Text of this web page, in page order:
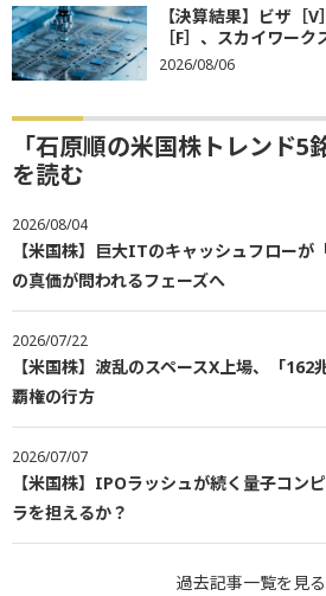
【決算結果】ビザ［
［F］、スカイワー
2026/08/06
「石原順の米国株トレンド5
を読む
2026/08/04
【米国株】巨大ITのキャッシュフロー
の真価が問われるフェーズへ
2026/07/22
【米国株】波乱のスペースX上場、「
覇権の行方
2026/07/07
【米国株】IPOラッシュが続く量子コン
ラを担えるか？
過去記事一覧を見る